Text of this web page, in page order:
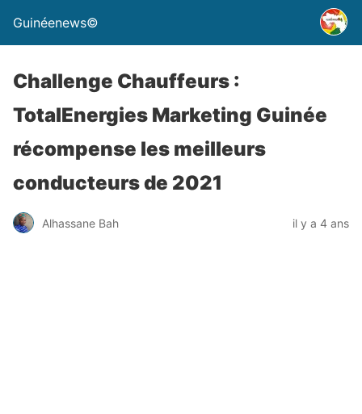
Guinéenews©
Challenge Chauffeurs :
TotalEnergies Marketing Guinée
récompense les meilleurs
conducteurs de 2021
Alhassane Bah il y a 4 ans